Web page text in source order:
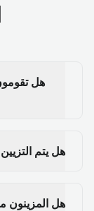
هل
هل يتم
هل المزينون